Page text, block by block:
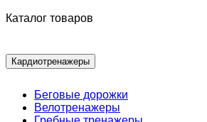
Каталог товаров
Кардиотренажеры
Беговые дорожки
Велотренажеры